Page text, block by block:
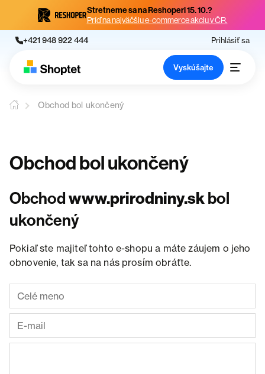
Stretneme sa na Reshoperi 15. 10.?
Príď na najväčšiu e-commerce akciu v ČR.
+421 948 922 444 Prihlásiť sa
Vyskúšajte
Obchod bol ukončený
Obchod bol ukončený
Obchodwww.prirodniny.skbol
ukončený
Pokiaľ ste majiteľ tohto e-shopu a máte záujem o jeho
obnovenie, tak sa na nás prosím obráťte.